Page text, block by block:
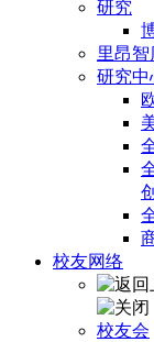
研究
里昂智
研究中
校友网络
校友会